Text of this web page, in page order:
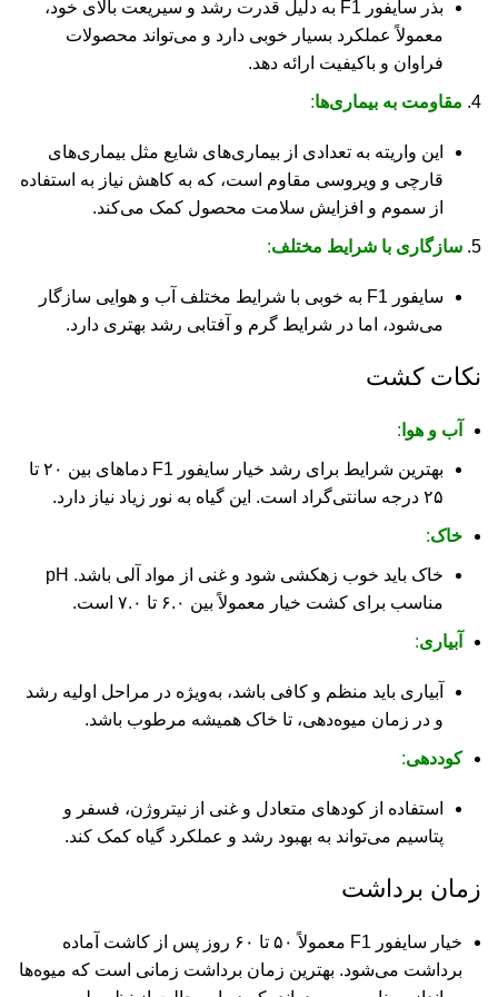
بذر سایفور F1 به دلیل قدرت رشد و سیریعت بالای خود،
معمولاً عملکرد بسیار خوبی دارد و می‌تواند محصولات
فراوان و باکیفیت ارائه دهد.
مقاومت به بیماری‌ها:
این واریته به تعدادی از بیماری‌های شایع مثل بیماری‌های
قارچی و ویروسی مقاوم است، که به کاهش نیاز به استفاده
از سموم و افزایش سلامت محصول کمک می‌کند.
سازگاری با شرایط مختلف:
سایفور F1 به خوبی با شرایط مختلف آب و هوایی سازگار
می‌شود، اما در شرایط گرم و آفتابی رشد بهتری دارد.
نکات کشت
آب و هوا :
بهترین شرایط برای رشد خیار سایفور F1 دماهای بین ۲۰ تا
۲۵ درجه سانتی‌گراد است. این گیاه به نور زیاد نیاز دارد.
خاک:
خاک باید خوب زهکشی شود و غنی از مواد آلی باشد. pH
مناسب برای کشت خیار معمولاً بین ۶.۰ تا ۷.۰ است.
آبیاری:
آبیاری باید منظم و کافی باشد، به‌ویژه در مراحل اولیه رشد
و در زمان میوه‌دهی، تا خاک همیشه مرطوب باشد.
کوددهی:
استفاده از کودهای متعادل و غنی از نیتروژن، فسفر و
پتاسیم می‌تواند به بهبود رشد و عملکرد گیاه کمک کند.
زمان برداشت
خیار سایفور F1 معمولاً ۵۰ تا ۶۰ روز پس از کاشت آماده
برداشت می‌شود. بهترین زمان برداشت زمانی است که میوه‌ها